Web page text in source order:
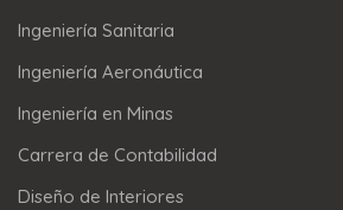
Ingeniería Sanitaria
Ingeniería Aeronáutica
Ingeniería en Minas
Carrera de Contabilidad
Diseño de Interiores